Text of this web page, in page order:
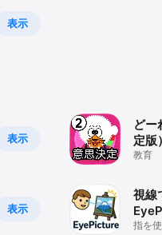
表示
表示
表示
どー
定版）
教育
視線
イピ
指を